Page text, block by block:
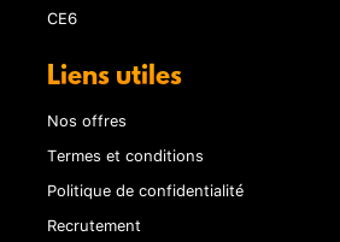
CE6
Liens utiles
Nos offres
Termes et conditions
Politique de confidentialité
Recrutement